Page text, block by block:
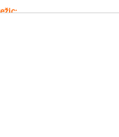
spletu sem našla Oxford, jih